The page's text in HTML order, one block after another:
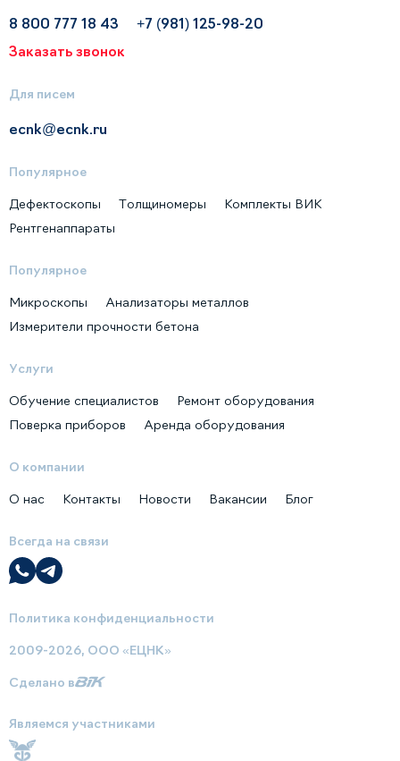
8 800 777 18 43
+7 (981) 125-98-20
Заказать звонок
Для писем
ecnk@ecnk.ru
Популярное
Дефектоскопы Толщиномеры
Комплекты ВИК
Рентгенаппараты
Популярное
Микроскопы
Анализаторы металлов
Измерители прочности бетона
Услуги
Обучение специалистов
Ремонт оборудования
Поверка приборов
Аренда оборудования
О компании
О нас Контакты Новости Вакансии Блог
Всегда на связи
Политика конфиденциальности
2009-2026, ООО «ЕЦНК»
Сделано в
Являемся участниками